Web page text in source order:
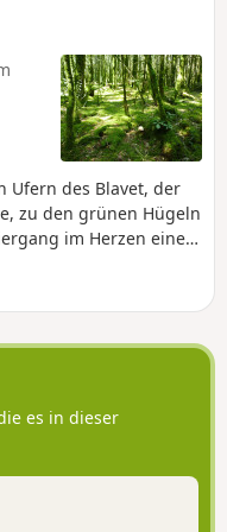
Ufern des Blavet, der
zu den grünen Hügeln
im Herzen einer
um den
zu decken.
es in dieser